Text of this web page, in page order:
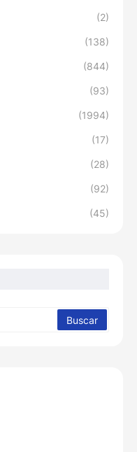
(2)
(138)
(844)
(93)
(1994)
(17)
(28)
(92)
(45)